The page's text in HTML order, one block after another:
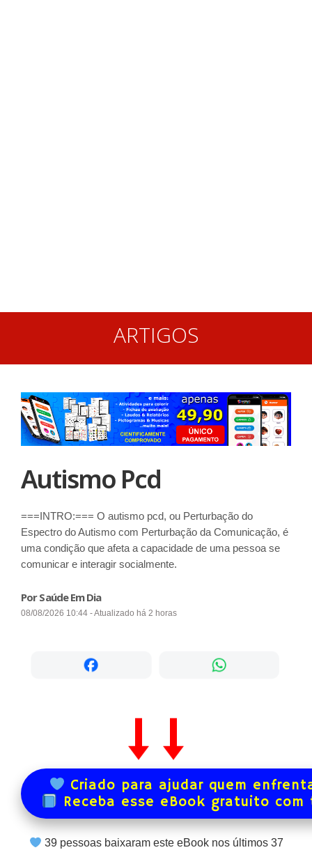
ARTIGOS
Autismo Pcd
===INTRO:=== O autismo pcd, ou Perturbação do
Espectro do Autismo com Perturbação da Comunicação, é
uma condição que afeta a capacidade de uma pessoa se
comunicar e interagir socialmente.
Por Saúde Em Dia
08/08/2026 10:44 - Atualizado há 2 horas
Criado para ajudar quem
Receba esse eBook gratuito
39pessoas baixaram este eBook nos últimos 37